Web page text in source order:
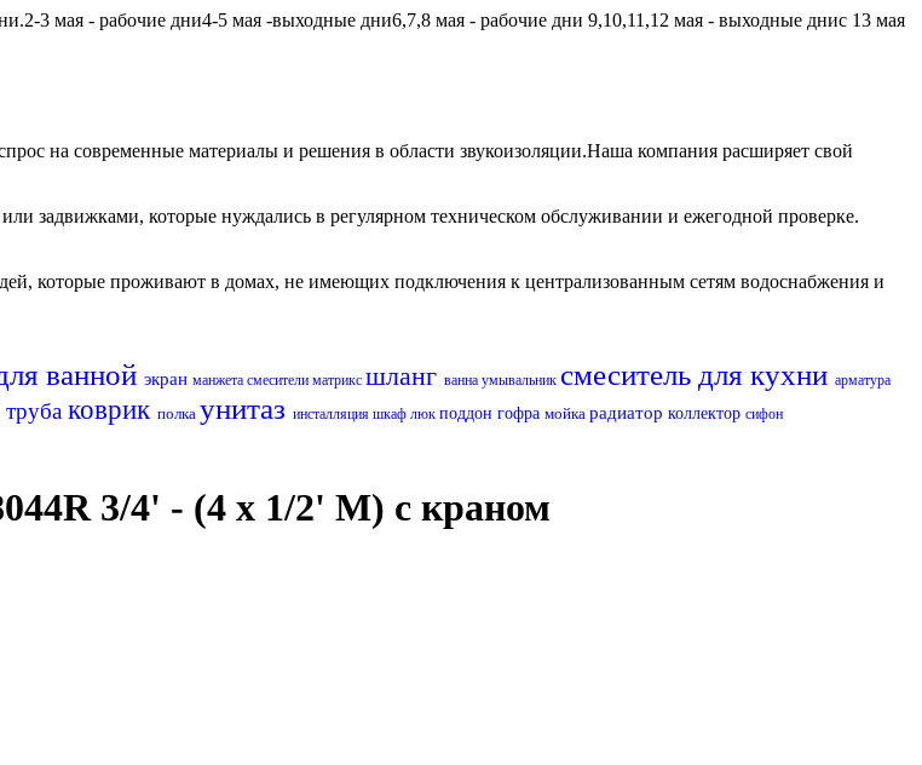
3 мая - рабочие дни4-5 мая -выходные дни6,7,8 мая - рабочие дни 9,10,11,12 мая - выходные днис 13 мая
на современные материалы и решения в области звукоизоляции.Наша компания расширяет свой
задвижками, которые нуждались в регулярном техническом обслуживании и ежегодной проверке.
которые проживают в домах, не имеющих подключения к централизованным сетям водоснабжения и
ванной экран манжета смесители матрикс шланг ванна умывальник смеситель для кухни арматура
труба коврик полка унитаз инсталляция шкаф люк поддон гофра мойка радиатор коллектор сифон
3/4' - (4 x 1/2' M) с краном